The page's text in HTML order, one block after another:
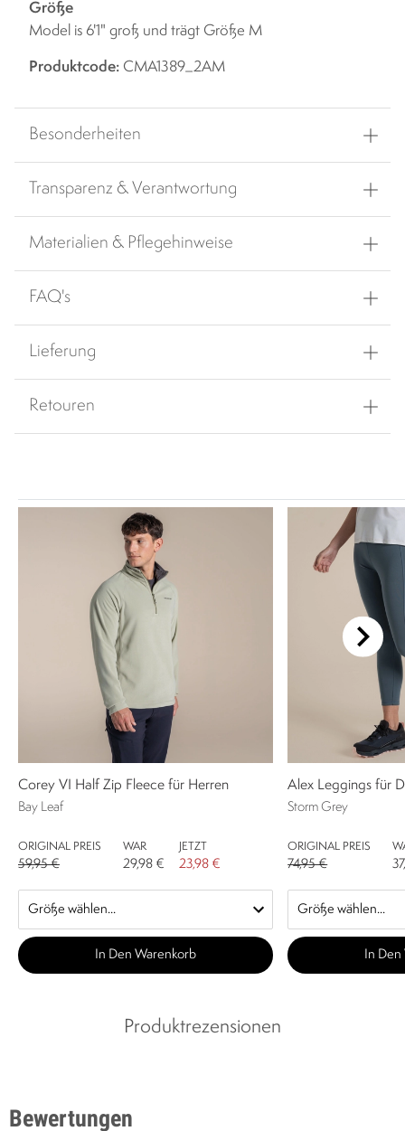
Größe
Model is 6'1" groß und trägt Größe M
Produktcode: CMA1389_2AM
Besonderheiten
Transparenz & Verantwortung
Materialien & Pflegehinweise
FAQ's
Lieferung
Retouren
Corey VI Half Zip Fleece für Herren
Bay Leaf
ORIGINAL PREIS
59,95 €
WAR
29,98 €
JETZT
23,98 €
In Den Warenkorb
Alex Leggings für
Storm Grey
ORIGINAL PREIS
74,95 €
In
Produktrezensionen